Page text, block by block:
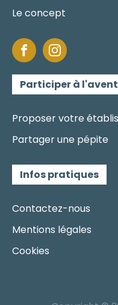
Le concept
Participer à
Proposer votre
Partager une pépite
Infos pratiques
Contactez-nous
Mentions légales
Cookies